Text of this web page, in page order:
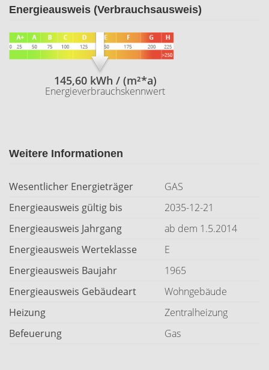
Energieausweis (Verbrauchsausweis)
145,60 kWh / (m²*a)
Energieverbrauchskennwert
Weitere Informationen
Wesentlicher Energieträger
GAS
Energieausweis gültig bis
2035-12-21
Energieausweis Jahrgang
ab dem 1.5.2014
Energieausweis Werteklasse
E
Energieausweis Baujahr
1965
Energieausweis Gebäudeart
Wohngebäude
Heizung
Zentralheizung
Befeuerung
Gas